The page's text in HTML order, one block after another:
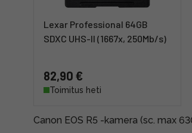
Lexar Professional 64GB
SDXC UHS-II (1667x, 250Mb/s)
82,90 €
Toimitus heti
Canon EOS R5 -kamera (sc. max